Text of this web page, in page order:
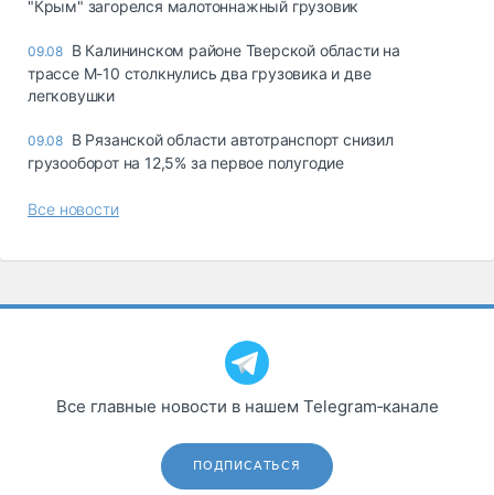
"Крым" загорелся малотоннажный грузовик
09.08 В Калининском районе Тверской области на
трассе М-10 столкнулись два грузовика и две
легковушки
09.08 В Рязанской области автотранспорт снизил
грузооборот на 12,5% за первое полугодие
Все новости
Все главные новости в нашем Telegram‑канале
ПОДПИСАТЬСЯ